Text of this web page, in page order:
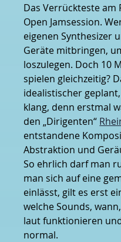
Das Verrückteste am
Open Jamsession.
eigenen Synthesizer
Geräte mitbringen,
loszulegen. Doch 10
spielen gleichzeitig?
idealistischer
klang, denn erstmal
den „Dirigenten“
entstandene
Abstraktion und
So ehrlich darf man
man sich auf eine
einlässt, gilt es erst
welche Sounds,
laut funktionieren
normal.